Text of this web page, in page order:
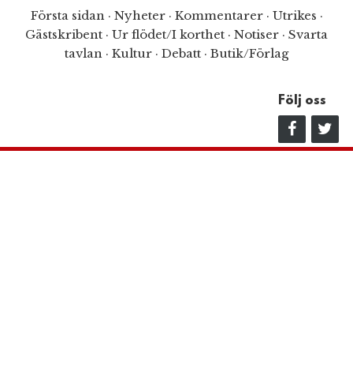
Första sidan· Nyheter· Kommentarer· Utrikes ·
Gästskribent · Ur flödet/I korthet · Notiser · Svarta
tavlan · Kultur · Debatt · Butik/Förlag
Följ oss